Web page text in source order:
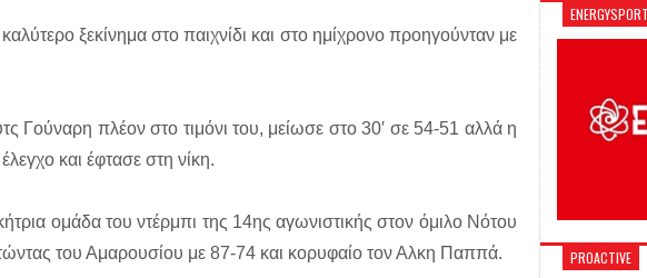
ξεκίνημα στο παιχνίδι και στο ημίχρονο προηγούνταν με
Γούναρη πλέον στο τιμόνι του, μείωσε στο 30′ σε 54-51 αλλά η
και έφτασε στη νίκη.
ομάδα του ντέρμπι της 14ης αγωνιστικής στον όμιλο Νότου
του Αμαρουσίου με 87-74 και κορυφαίο τον Αλκη Παππά.
ENERGYSPORT
PROACTIVE